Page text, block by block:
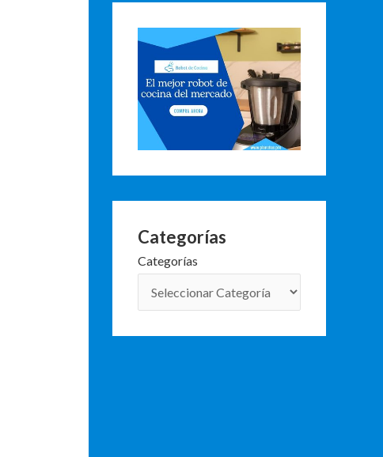
Categorías
Categorías